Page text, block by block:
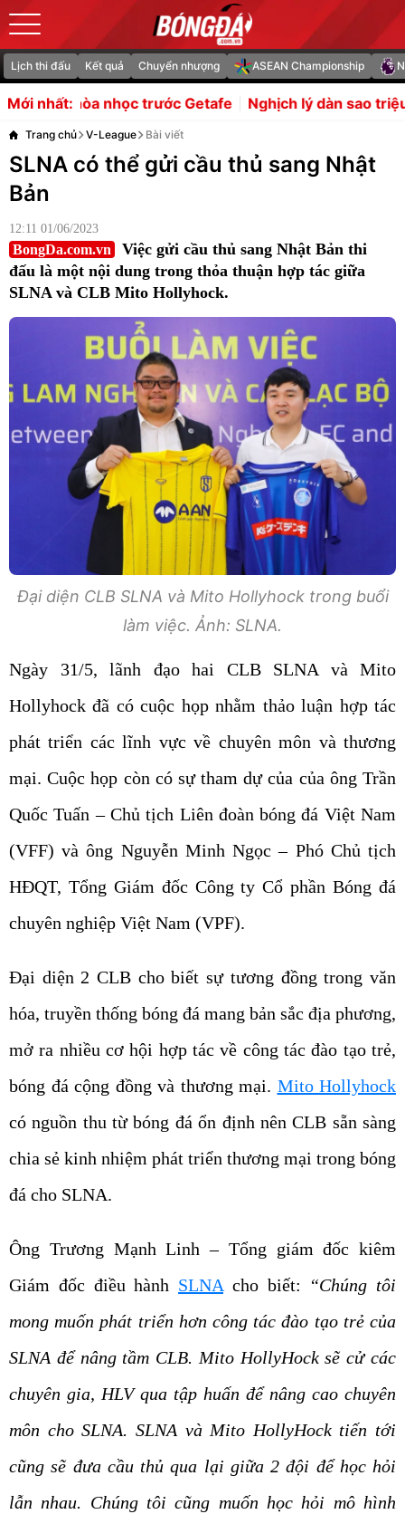
Lịch thi đấu Kết quả Chuyển nhượng ASEAN Championship
Mới nhất:
trước Getafe Nghịch lý dàn sao triệu euro của
Trang chủ V-League Bài viết
SLNA có thể gửi cầu thủ sang Nhật
Bản
12:11 01/06/2023
BongDa.com.vn
Việc gửi cầu thủ sang Nhật Bản thi
đấu là một nội dung trong thỏa thuận hợp tác giữa
SLNA và CLB Mito Hollyhock.
Đại diện CLB SLNA và Mito Hollyhock trong buổi
làm việc. Ảnh: SLNA.
Ngày 31/5, lãnh đạo hai CLB SLNA và Mito
Hollyhock đã có cuộc họp nhằm thảo luận hợp tác
phát triển các lĩnh vực về chuyên môn và thương
mại. Cuộc họp còn có sự tham dự của của ông Trần
Quốc Tuấn – Chủ tịch Liên đoàn bóng đá Việt Nam
(VFF) và ông Nguyễn Minh Ngọc – Phó Chủ tịch
HĐQT, Tổng Giám đốc Công ty Cổ phần Bóng đá
chuyên nghiệp Việt Nam (VPF).
Đại diện 2 CLB cho biết sự tương đồng trong văn
hóa, truyền thống bóng đá mang bản sắc địa phương,
mở ra nhiều cơ hội hợp tác về công tác đào tạo trẻ,
bóng đá cộng đồng và thương mại. Mito Hollyhock
có nguồn thu từ bóng đá ổn định nên CLB sẵn sàng
chia sẻ kinh nhiệm phát triển thương mại trong bóng
đá cho SLNA.
Ông Trương Mạnh Linh – Tổng giám đốc kiêm
Giám đốc điều hành SLNA cho biết:
“Chúng tôi
mong muốn phát triển hơn công tác đào tạo trẻ của
SLNA để nâng tầm CLB. Mito HollyHock sẽ cử các
chuyên gia, HLV qua tập huấn để nâng cao chuyên
môn cho SLNA. SLNA và Mito HollyHock tiến tới
cũng sẽ đưa cầu thủ qua lại giữa 2 đội để học hỏi
lẫn nhau. Chúng tôi cũng muốn học hỏi mô hình